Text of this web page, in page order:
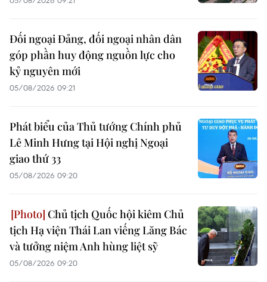
Đối ngoại Đảng, đối ngoại nhân dân
góp phần huy động nguồn lực cho
kỷ nguyên mới
05/08/2026 09:21
Phát biểu của Thủ tướng Chính phủ
Lê Minh Hưng tại Hội nghị Ngoại
giao thứ 33
05/08/2026 09:20
Chủ tịch Quốc hội kiêm Chủ
tịch Hạ viện Thái Lan viếng Lăng Bác
và tưởng niệm Anh hùng liệt sỹ
05/08/2026 09:20